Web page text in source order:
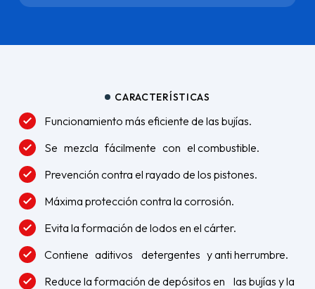
CARACTERÍSTICAS
Funcionamiento más eficiente de las bujías.
Se mezcla fácilmente con el combustible.
Prevención contra el rayado de los pistones.
Máxima protección contra la corrosión.
Evita la formación de lodos en el cárter.
Contiene aditivos detergentes y anti herrumbre.
Reduce la formación de depósitos en las bujías y la